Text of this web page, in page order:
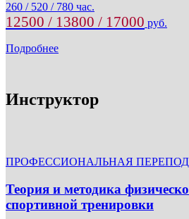
260 / 520 / 780 час.
12500 / 13800 / 17000 руб.
Подробнее
Инструктор
ПРОФЕССИОНАЛЬНАЯ
Теория и методика
спортивной тренировки